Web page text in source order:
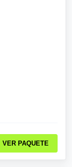
VER PAQUETE